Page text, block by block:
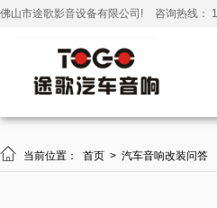
佛山市途歌影音设备有限公司! 咨询热线：
 当前位置： 首页 > 汽车音响改装问答